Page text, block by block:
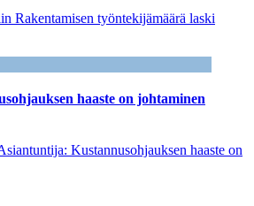
Rakentamisen työntekijämäärä laski
haaste on johtaminen
Kustannusohjauksen haaste on